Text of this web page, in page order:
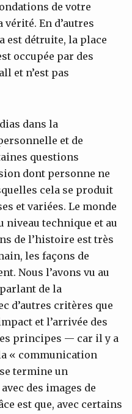
de votre
En d’autres
est détruite, la place
occupée par des
et n’est pas
dans la
et de
questions
dont personne ne
cela se produit
et variées. Le monde
niveau technique et au
de l’histoire est très
les façons de
Nous l’avons vu au
de la
d’autres critères que
et l’arrivée des
principes — car il y a
« communication
termine un
des images de
est que, avec certains